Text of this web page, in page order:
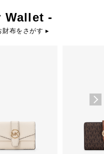
Wallet -
財布をさがす ▸